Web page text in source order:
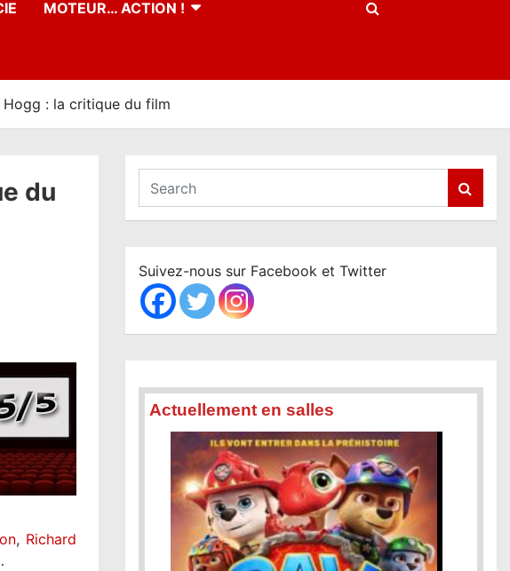
MOTEUR… ACTION !
Hogg : la critique du film
du
, Richard
a
c
h
Suivez-nous sur Facebook et Twitter
Actuellement en salles